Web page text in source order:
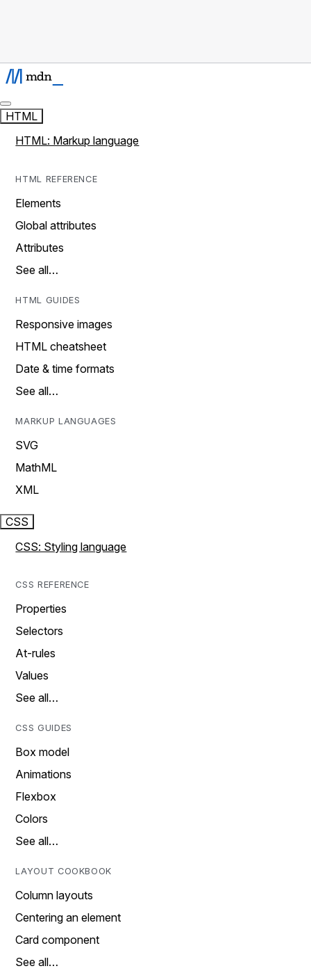
HTML
HTML: Markup language
HTML REFERENCE
Elements
Global attributes
Attributes
See all…
HTML GUIDES
Responsive images
HTML cheatsheet
Date & time formats
See all…
MARKUP LANGUAGES
SVG
MathML
XML
CSS
CSS: Styling language
CSS REFERENCE
Properties
Selectors
At-rules
Values
See all…
CSS GUIDES
Box model
Animations
Flexbox
Colors
See all…
LAYOUT COOKBOOK
Column layouts
Centering an element
Card component
See all…